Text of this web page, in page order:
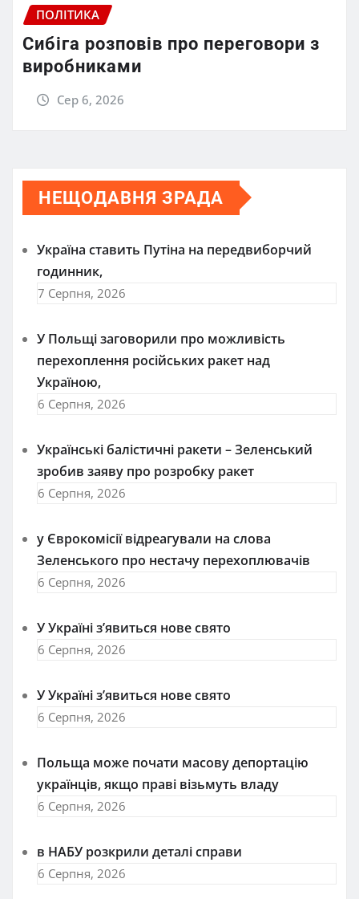
ПОЛІТИКА
Сибіга розповів про переговори з
виробниками
Сер 6, 2026
НЕЩОДАВНЯ ЗРАДА
Україна ставить Путіна на передвиборчий
годинник,
7 Серпня, 2026
У Польщі заговорили про можливість
перехоплення російських ракет над
Україною,
6 Серпня, 2026
Українські балістичні ракети – Зеленський
зробив заяву про розробку ракет
6 Серпня, 2026
у Єврокомісії відреагували на слова
Зеленського про нестачу перехоплювачів
6 Серпня, 2026
У Україні з’явиться нове свято
6 Серпня, 2026
У Україні з’явиться нове свято
6 Серпня, 2026
Польща може почати масову депортацію
українців, якщо праві візьмуть владу
6 Серпня, 2026
в НАБУ розкрили деталі справи
6 Серпня, 2026